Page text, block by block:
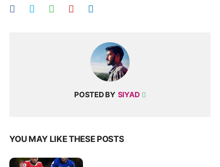
POSTED BY SIYAD
YOU MAY LIKE THESE POSTS